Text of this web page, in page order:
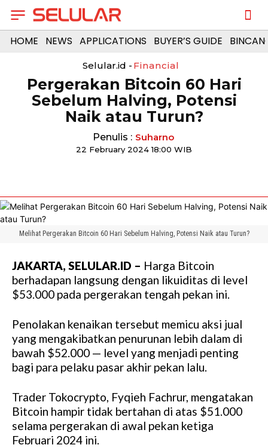
HOME NEWS APPLICATIONS BUYER’S GUIDE
Selular.id - Financial
Pergerakan Bitcoin 60 Hari
Sebelum Halving, Potensi
Naik atau Turun?
Penulis : Suharno
22 February 2024 18:00 WIB
Melihat Pergerakan Bitcoin 60 Hari Sebelum Halving, Potensi Naik atau Turun?
JAKARTA, SELULAR.ID – Harga Bitcoin
berhadapan langsung dengan likuiditas di level
$53.000 pada pergerakan tengah pekan ini.
Penolakan kenaikan tersebut memicu aksi jual
yang mengakibatkan penurunan lebih dalam di
bawah $52.000 — level yang menjadi penting
bagi para pelaku pasar akhir pekan lalu.
Trader Tokocrypto, Fyqieh Fachrur, mengatakan
Bitcoin hampir tidak bertahan di atas $51.000
selama pergerakan di awal pekan ketiga
Februari 2024 ini.